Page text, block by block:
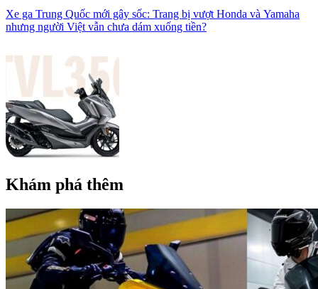
Xe ga Trung Quốc mới gây sốc: Trang bị vượt Honda và Yamaha
nhưng người Việt vẫn chưa dám xuống tiền?
Khám phá thêm